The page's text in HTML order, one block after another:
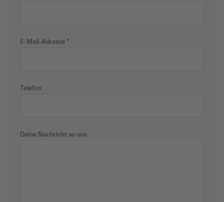
E-Mail-Adresse
Telefon
Deine Nachricht an uns